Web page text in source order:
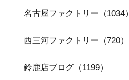
名古屋ファクトリー（1034）
西三河ファクトリー（720）
鈴鹿店ブログ（1199）